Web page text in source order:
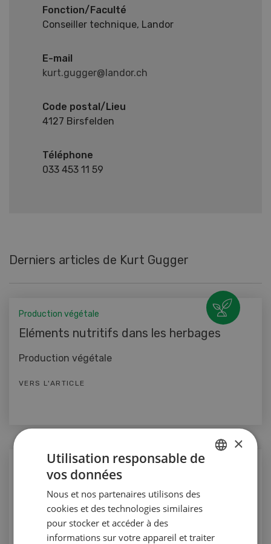
Fonction/Faculté
Conseiller technique, Landor
E-mail
kurt.gugger@landor.ch
Code postal/Lieu
4127 Birsfelden
Téléphone
033 453 11 59
Derniers articles de Kurt Gugger
Production végétale
Eléments nutritifs dans les herbages
Production végétale
VERS L'ARTICLE
Production végétale
La force des volcans dans le sol
Production végétale
VERS L'ARTICLE
×
Utilisation responsable de
vos données
Nous et nos partenaires utilisons des
cookies et des technologies similaires
pour stocker et accéder à des
informations sur votre appareil et traiter